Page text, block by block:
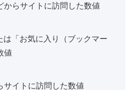
からサイトに訪問した数値
は「お気に入り（ブックマー
値
サイトに訪問した数値